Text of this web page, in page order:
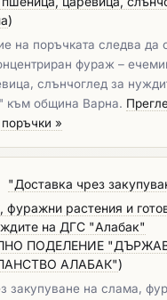
)
на поръчката следва да
фураж –
слънчоглед за
към община Варна.
»
"Доставка чрез
растения и
на ДГС "Алабак"
ПОДЕЛЕНИЕ
АЛАБАК")
закупуване на слама,